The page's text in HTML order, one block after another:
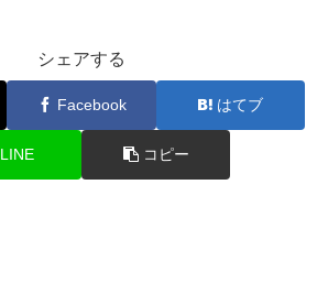
シェアする
Facebook はてブ
LINE コピー